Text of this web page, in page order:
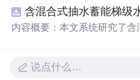
国计算机二级考试的考生，尤
期内高效提分的学员。; 使用场景及目标：①帮助考生系统
规划考前1个月的复习节奏，
程，避免因操作失误导致失分。; 阅读建议：此资源以
为导向，建议结合【高频考
样本校准评分区间、告警阈
页、JSON/HTML/SVG报告、
MIT License及原创授权声明
质量审查和交付复核；
内容概要：本文系统研究了
接入背景下，如何通过优化
说点什么…